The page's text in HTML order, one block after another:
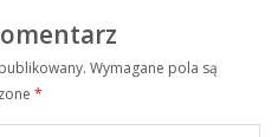
Wymagane pola są
*